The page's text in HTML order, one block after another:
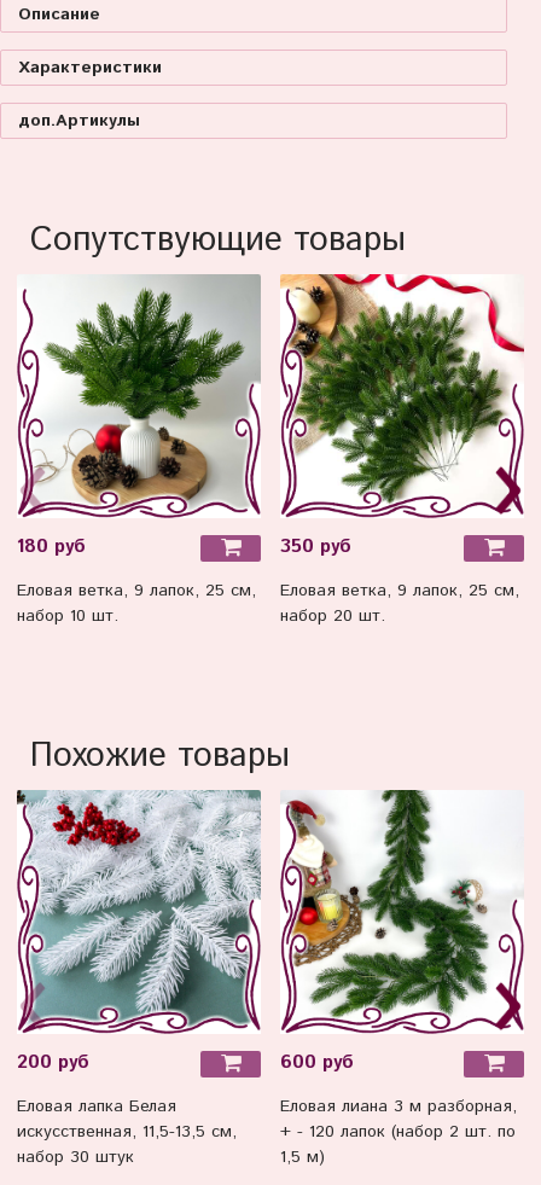
Описание
Характеристики
доп.Артикулы
Сопутствующие товары
180 руб
Еловая ветка, 9 лапок, 25 см,
набор 10 шт.
350 руб
Еловая ветка, 9 лапок, 25 см,
набор 20 шт.
Похожие товары
200 руб
Еловая лапка Белая
искусственная, 11,5-13,5 см,
набор 30 штук
600 руб
Еловая лиана 3 м разборная,
+ - 120 лапок (набор 2 шт. по
1,5 м)